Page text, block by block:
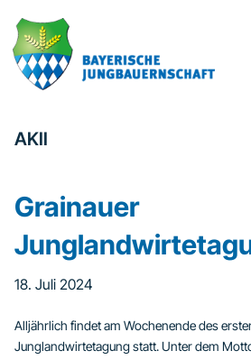
Inhalt
springen
Fußzeile
springen
AKII
Grainauer
18. Juli 2024
Alljährlich findet am Wochenende des
Junglandwirtetagung statt. Unter dem